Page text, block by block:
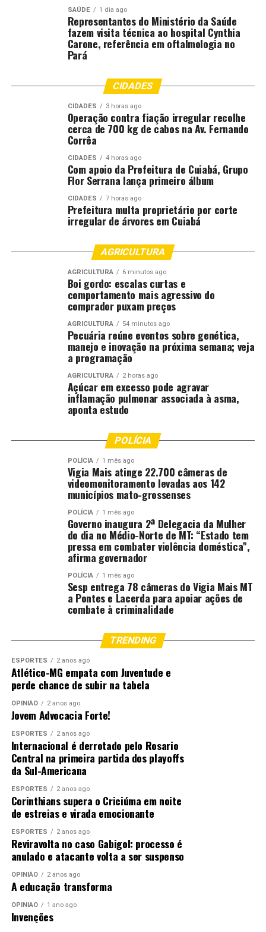
Cláudio Ferreira dá início à Policlínica Regional, marco
da história da saúde de Rondonópolis
SAÚDE 1 dia ago
Representantes do Ministério da Saúde
fazem visita técnica ao hospital Cynthia
Carone, referência em oftalmologia no
Pará
CIDADES
CIDADES 3 horas ago
Operação contra fiação irregular recolhe
cerca de 700 kg de cabos na Av. Fernando
Corrêa
CIDADES 4 horas ago
Com apoio da Prefeitura de Cuiabá, Grupo
Flor Serrana lança primeiro álbum
CIDADES 7 horas ago
Prefeitura multa proprietário por corte
irregular de árvores em Cuiabá
AGRICULTURA
AGRICULTURA 6 minutos ago
Boi gordo: escalas curtas e
comportamento mais agressivo do
comprador puxam preços
AGRICULTURA 54 minutos ago
Pecuária reúne eventos sobre genética,
manejo e inovação na próxima semana; veja
a programação
AGRICULTURA 2 horas ago
Açúcar em excesso pode agravar
inflamação pulmonar associada à asma,
aponta estudo
POLÍCIA
POLÍCIA 1 mês ago
Vigia Mais atinge 22.700 câmeras de
videomonitoramento levadas aos 142
municípios mato-grossenses
POLÍCIA 1 mês ago
Governo inaugura 2ª Delegacia da Mulher
do dia no Médio-Norte de MT: “Estado tem
pressa em combater violência doméstica”,
afirma governador
POLÍCIA 1 mês ago
Sesp entrega 78 câmeras do Vigia Mais MT
a Pontes e Lacerda para apoiar ações de
combate à criminalidade
TRENDING
ESPORTES 2 anos ago
Atlético-MG empata com Juventude e
perde chance de subir na tabela
OPINIÃO 2 anos ago
Jovem Advocacia Forte!
ESPORTES 2 anos ago
Internacional é derrotado pelo Rosario
Central na primeira partida dos playoffs
da Sul-Americana
ESPORTES 2 anos ago
Corinthians supera o Criciúma em noite
de estreias e virada emocionante
ESPORTES 2 anos ago
Reviravolta no caso Gabigol: processo é
anulado e atacante volta a ser suspenso
OPINIÃO 2 anos ago
A educação transforma
OPINIÃO 1 ano ago
Invenções